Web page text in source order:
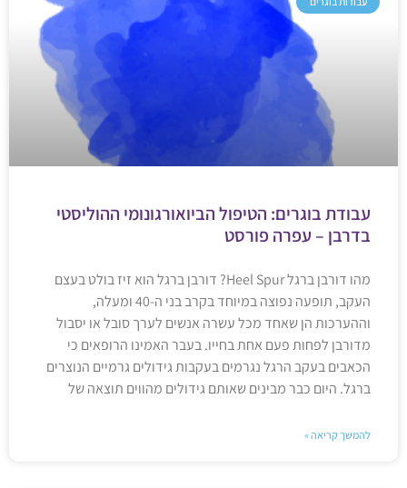
עבודת בוגרים: הטיפול הביואורגונומי ההוליסטי
בדרבן – עפרה פורסט
מהו דורבן ברגל Heel Spur? דורבן ברגל הוא זיז בולט בעצם
העקב, תופעה נפוצה במיוחד בקרב בני ה-40 ומעלה,
וההערכות הן שאחד מכל עשרה אנשים לערך סובל או יסבול
מדורבן לפחות פעם אחת בחייו. בעבר האמינו הרופאים כי
הכאבים בעקב הרגל נגרמים בעקבות גידולים גרמיים הנוצרים
ברגל. היום כבר מבינים שאותם גידולים מהווים תוצאה של
להמשך קריאה »